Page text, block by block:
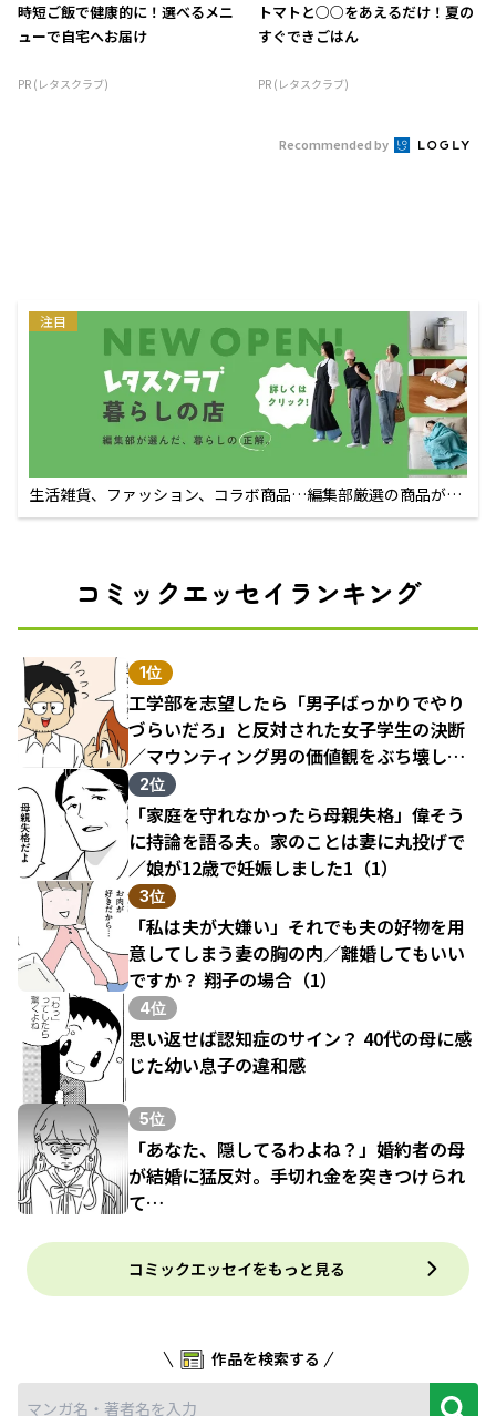
時短ご飯で健康的に！選べるメニ
ューで自宅へお届け
PR (レタスクラブ)
トマトと○○をあえるだけ！夏の
すぐできごはん
PR (レタスクラブ)
Recommended by
注目
生活雑貨、ファッション、コラボ商品…編集部厳選の商品が買
えるECサイト
コミックエッセイランキング
1位
工学部を志望したら「男子ばっかりでやり
づらいだろ」と反対された女子学生の決断
／マウンティング男の価値観をぶち壊した
結果（1）
2位
「家庭を守れなかったら母親失格」偉そう
に持論を語る夫。家のことは妻に丸投げで
／娘が12歳で妊娠しました1（1）
3位
「私は夫が大嫌い」それでも夫の好物を用
意してしまう妻の胸の内／離婚してもいい
ですか？ 翔子の場合（1）
4位
思い返せば認知症のサイン？ 40代の母に感
じた幼い息子の違和感
5位
「あなた、隠してるわよね？」婚約者の母
が結婚に猛反対。手切れ金を突きつけられ
て…
コミックエッセイをもっと見る
作品を検索する